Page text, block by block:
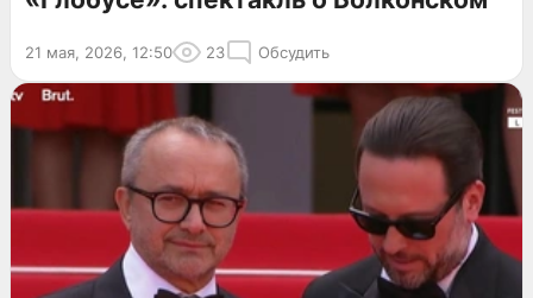
21 мая, 2026, 12:50 23 Обсудить